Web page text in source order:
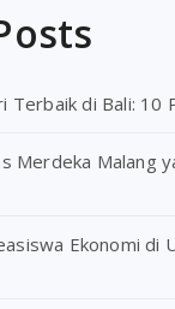
Terbaik di Bali: 10
Merdeka Malang
Ekonomi di